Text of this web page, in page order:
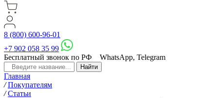
8 (800) 600-96-01
+7 902 058 35 99
Бесплатный звонок по РФ
WhatsApp, Telegram
Главная
/ Покупателям
/ Статьи